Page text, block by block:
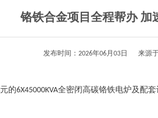
铬铁合金项目全程帮办 加
发布时间：2026年06月03日 来源
的6X45000KVA全密闭高碳铬铁电炉及